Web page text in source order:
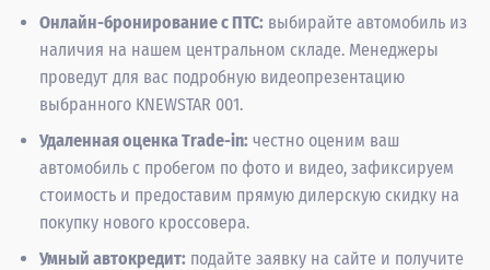
Онлайн-бронирование с ПТС: выбирайте автомобиль из
наличия на нашем центральном складе. Менеджеры
проведут для вас подробную видеопрезентацию
выбранного KNEWSTAR 001.
Удаленная оценка Trade-in: честно оценим ваш
автомобиль с пробегом по фото и видео, зафиксируем
стоимость и предоставим прямую дилерскую скидку на
покупку нового кроссовера.
Умный автокредит: подайте заявку на сайте и получите